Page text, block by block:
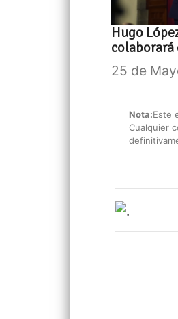
Hugo
colaborará
25 de
Nota:Este
Cualquier